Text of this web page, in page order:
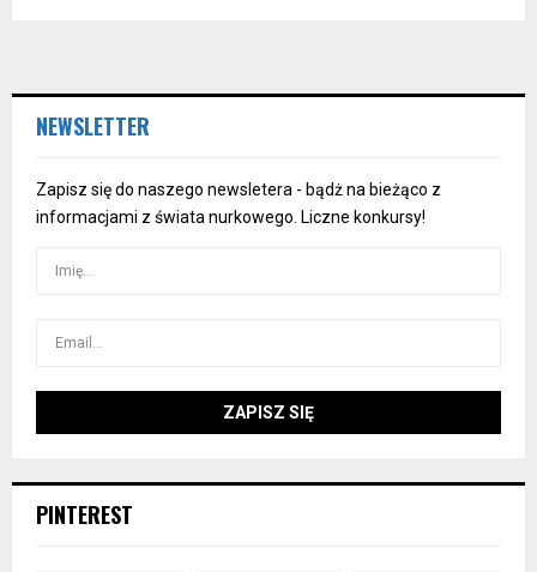
NEWSLETTER
Zapisz się do naszego newsletera - bądż na bieżąco z
informacjami z świata nurkowego. Liczne konkursy!
PINTEREST